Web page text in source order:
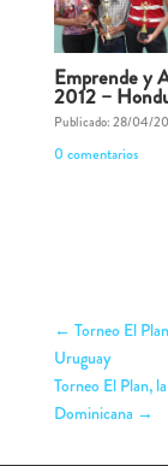
Emprende y
2012 –
Publicado: 28/04/
0 comentarios
← Torneo El
Uruguay
Torneo El Plan,
Dominicana →